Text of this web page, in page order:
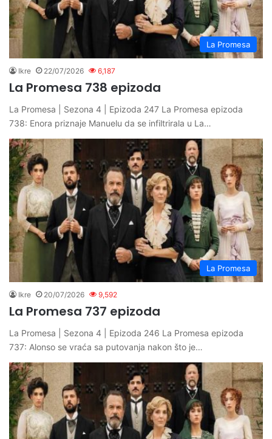
La Promesa
Ikre 22/07/2026 6,187
La Promesa 738 epizoda
La Promesa | Sezona 4 | Epizoda 247 La Promesa epizoda
738: Enora priznaje Manuelu da se infiltrirala u La…
La Promesa
Ikre 20/07/2026 9,592
La Promesa 737 epizoda
La Promesa | Sezona 4 | Epizoda 246 La Promesa epizoda
737: Alonso se vraća sa putovanja nakon što je…